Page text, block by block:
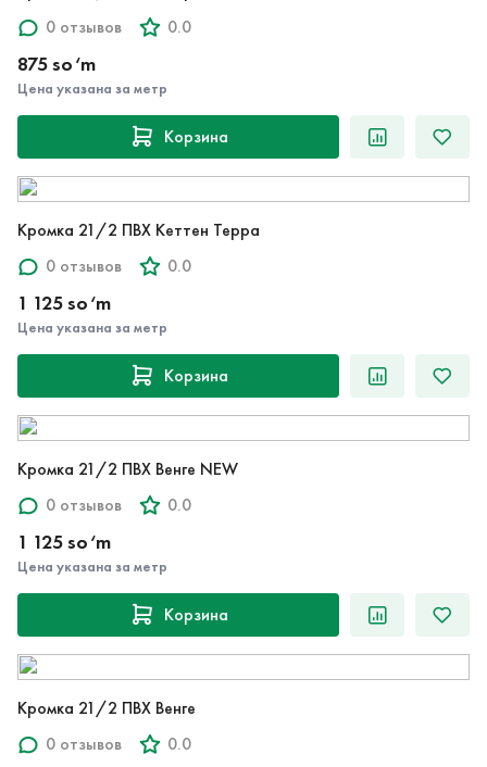
0 отзывов
0.0
875 so‘m
Цена указана за метр
Корзина
Кромка 21/2 ПВХ Кеттен Терра
0 отзывов
0.0
1 125 so‘m
Цена указана за метр
Корзина
Кромка 21/2 ПВХ Венге NEW
0 отзывов
0.0
1 125 so‘m
Цена указана за метр
Корзина
Кромка 21/2 ПВХ Венге
0 отзывов
0.0